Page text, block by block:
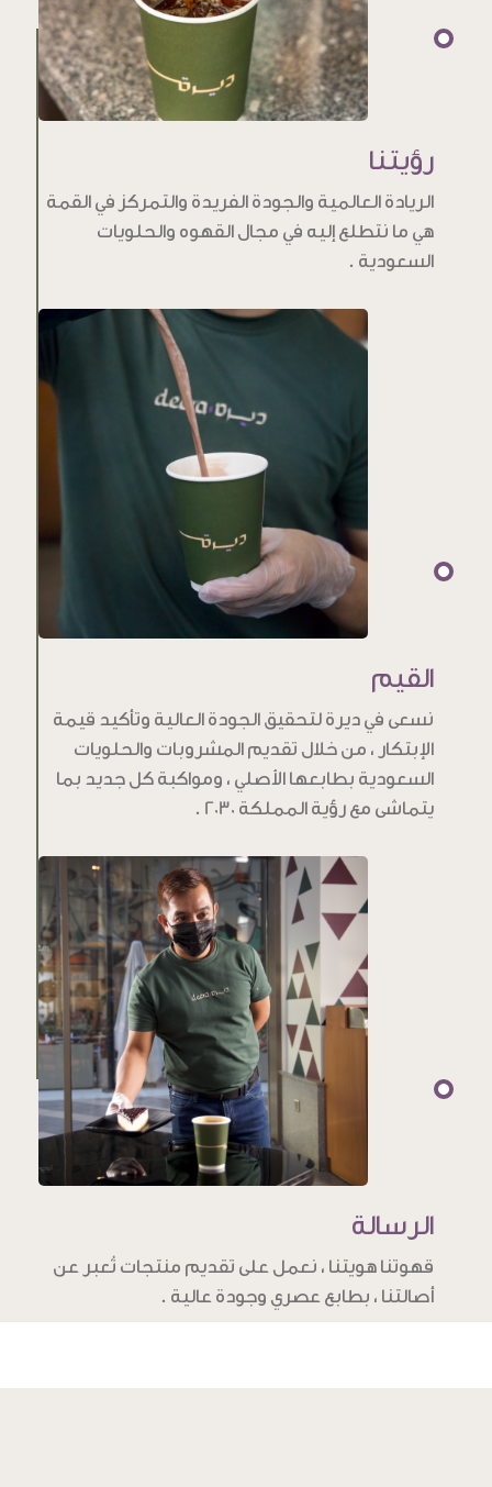
رؤيتنا
الريادة العالمية والجودة الفريدة والتمركز في القمة
هي ما نتطلع إليه في مجال القهوه والحلويات
السعودية .
القيم
نسعى في ديرة لتحقيق الجودة العالية وتأكيد قيمة
الإبتكار ، من خلال تقديم المشروبات والحلويات
السعودية بطابعها الأصلي ، ومواكبة كل جديد بما
يتماشى مع رؤية المملكة 2030 .
الرسالة
قهوتنا هويتنا ، نعمل على تقديم منتجات تُعبر عن
أصالتنا ، بطابع عصري وجودة عالية .